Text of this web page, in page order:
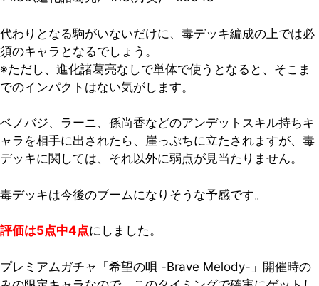
代わりとなる駒がいないだけに、毒デッキ編成の上では必
須のキャラとなるでしょう。
※ただし、進化諸葛亮なしで単体で使うとなると、そこま
でのインパクトはない気がします。
ベノバジ、ラーニ、孫尚香などのアンデットスキル持ちキ
ャラを相手に出されたら、崖っぷちに立たされますが、毒
デッキに関しては、それ以外に弱点が見当たりません。
毒デッキは今後のブームになりそうな予感です。
評価は5点中4点にしました。
プレミアムガチャ「希望の唄 -Brave Melody-」開催時の